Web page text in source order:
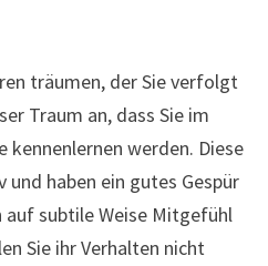
träumen, der Sie verfolgt
Traum an, dass Sie im
kennenlernen werden. Diese
haben ein gutes Gespür
auf subtile Weise Mitgefühl
Sie ihr Verhalten nicht